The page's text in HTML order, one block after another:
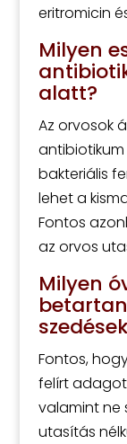
eritromicin
Milyen
alatt?
Az orvosok
bakteriális
lehet a
Fontos
az orvos
Milyen
Fontos,
felírt
valamint ne
utasítás